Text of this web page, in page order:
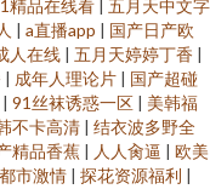
精品在线看 | 五月天中文字
| a直播app | 国产日产欧
人在线 | 五月天婷婷丁香 |
| 成年人理论片 | 国产超碰
| 91丝袜诱惑一区 | 美韩福
不卡高清 | 结衣波多野全
精品香蕉 | 人人肏逼 | 欧美
市激情 | 探花资源福利 |